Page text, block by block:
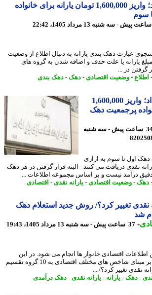
یارانه نقدی مرداد؛ واریز 1,600,000 تومان یارانه برای خانواده
عبارت دهک بندی یارانه به دنبال اطلاع از وضعیت
یارانه یا علت حذف و اضافه شدن به گروه های
در ...
-وضعیت اقتصادی-دهک-دهک بندی
یارانه نقدی مرداد؛ واریز 1,600,000
پرجمعیت دهک
ساعت پیش - سه شنبه
اول تا سوم به ازاری
یارانه نقدی دریافت می کنند - البته قرار گرفتن در هر دهک
درآمد نیست و بر اساس مجموعه اطلاعات ...
-وضعیت اقتصادی-یارانه نقدی-اقتصادی
تغییر کرد؟/ روش جدید استعلام دهک
-37 ساعت پیش - سه شنبه 13 مرداد 1405، 19:43
اقتصادی خانوار ها انجام می شود. در این
فرآیند، خانوار های کشور بر مبنای شاخص های مختلف اقتصادی به 10 گروه تقسیم
تغییر کرد؟/ ...
دهک-یارانه- یارانه نقدی-دهک درآمدی